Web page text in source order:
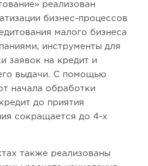
реализован
бизнес-процессов
малого бизнеса
инструменты для
заявок на кредит и
выдачи. С помощью
начала обработки
до приятия
сокращается до 4-х
также реализованы